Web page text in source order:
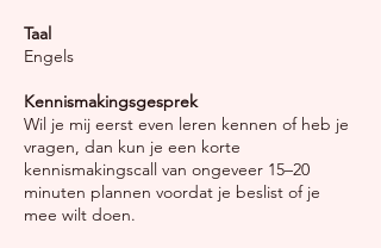
Taal
Engels
Kennismakingsgesprek
Wil je mij eerst even leren kennen of heb je
vragen, dan kun je een korte
kennismakingscall van ongeveer 15–20
minuten plannen voordat je beslist of je
mee wilt doen.